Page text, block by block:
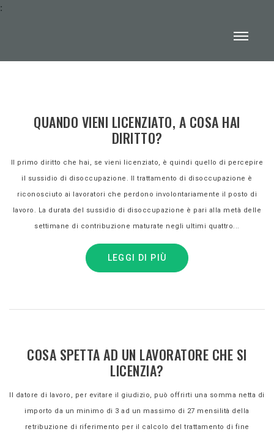
:
QUANDO VIENI LICENZIATO, A COSA HAI
DIRITTO?
Il primo diritto che hai, se vieni licenziato, è quindi quello di percepire
il sussidio di disoccupazione. Il trattamento di disoccupazione è
riconosciuto ai lavoratori che perdono involontariamente il posto di
lavoro. La durata del sussidio di disoccupazione è pari alla metà delle
settimane di contribuzione maturate negli ultimi quattro...
LEGGI DI PIÙ
COSA SPETTA AD UN LAVORATORE CHE SI
LICENZIA?
Il datore di lavoro, per evitare il giudizio, può offrirti una somma netta di
importo da un minimo di 3 ad un massimo di 27 mensilità della
retribuzione di riferimento per il calcolo del trattamento di fine